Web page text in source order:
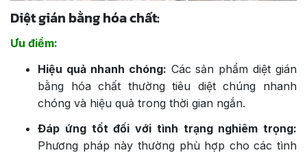
Diệt gián bằng hóa chất:
Ưu điểm:
Hiệu quả nhanh chóng: Các sản phẩm diệt gián
bằng hóa chất thường tiêu diệt chúng nhanh
chóng và hiệu quả trong thời gian ngắn.
Đáp ứng tốt đối với tình trạng nghiêm trọng:
Phương pháp này thường phù hợp cho các tình